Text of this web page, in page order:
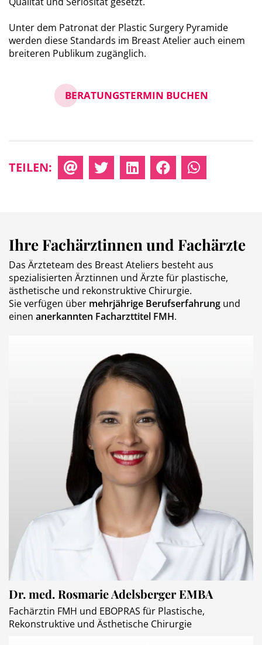
Unter dem Patronat der Plastic Surgery Pyramide
werden diese Standards im Breast Atelier auch einem
breiteren Publikum zugänglich.
BERATUNGSTERMIN BUCHEN
TEILEN:
Ihre Fachärztinnen und Fachärzte
Das Ärzteteam des Breast Ateliers besteht aus
spezialisierten Ärztinnen und Ärzte für plastische,
ästhetische und rekonstruktive Chirurgie.
Sie verfügen über mehrjährige Berufserfahrung und
einen anerkannten Facharzttitel FMH.
Dr. med. Rosmarie Adelsberger EMBA
Fachärztin FMH und EBOPRAS für Plastische,
Rekonstruktive und Ästhetische Chirurgie